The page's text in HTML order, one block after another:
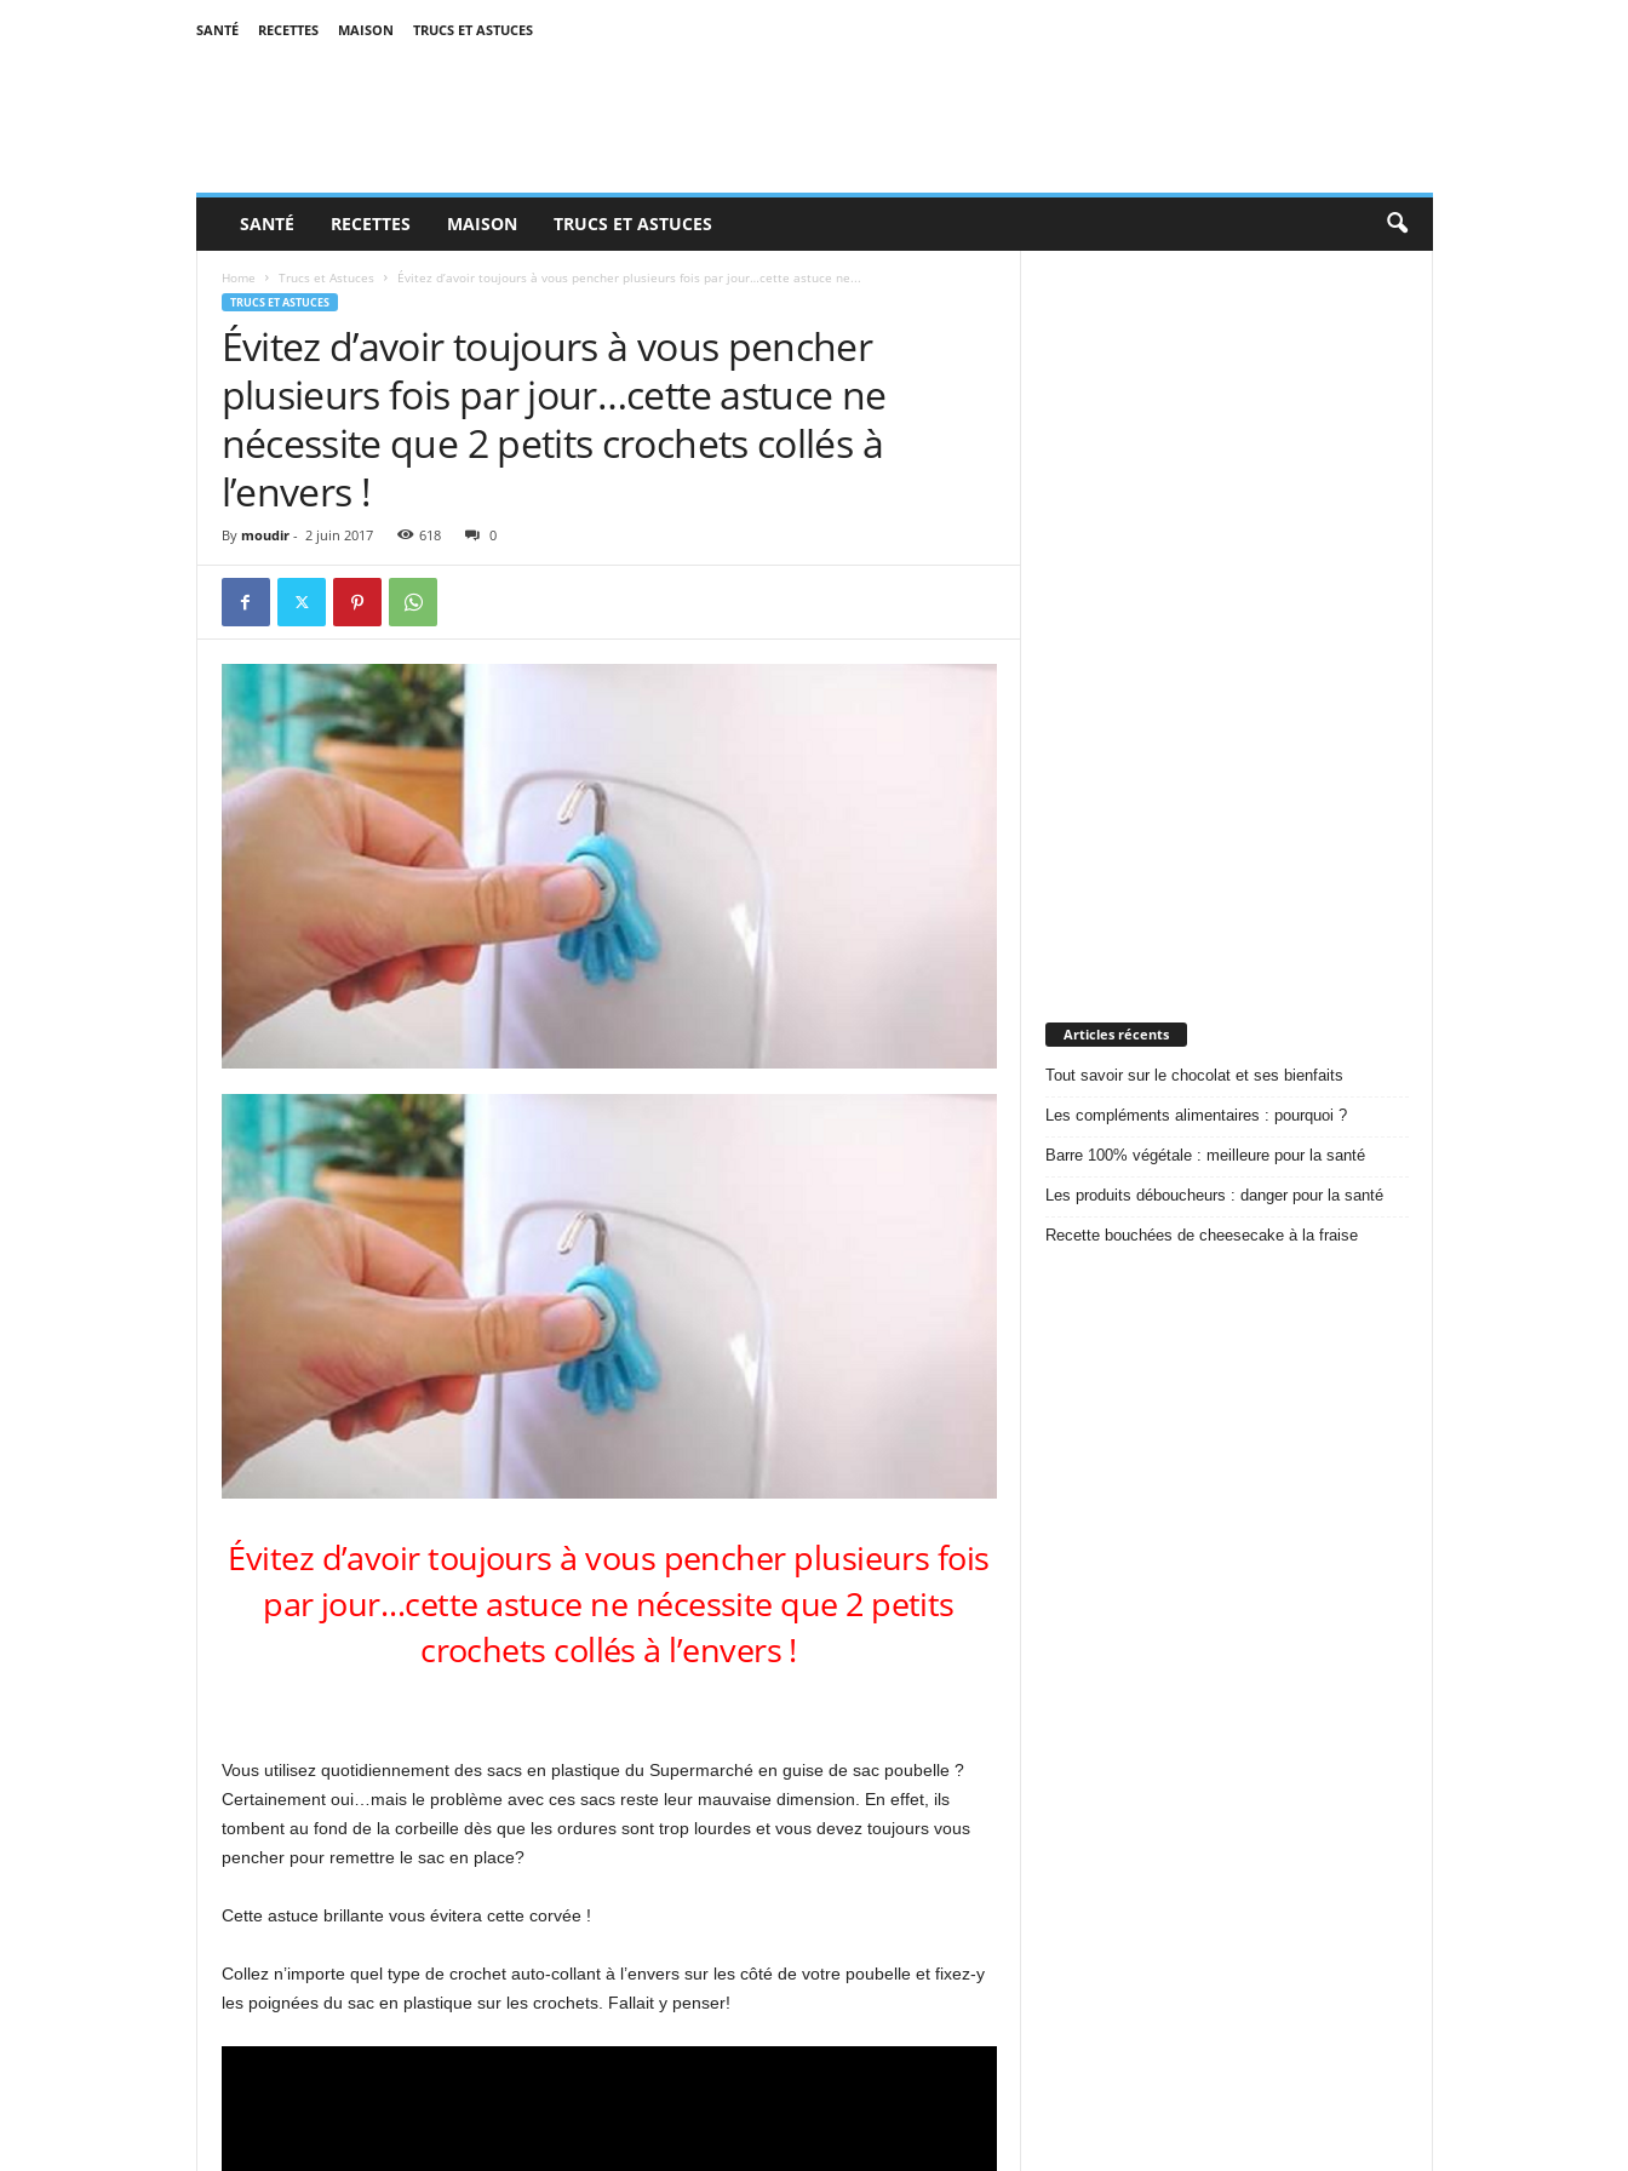
SANTÉ RECETTES MAISON TRUCS ET ASTUCES
SANTÉ RECETTES MAISON TRUCS ET ASTUCES
Home Trucs et Astuces Évitez d’avoir toujours à vous pencher plusieurs fois par jour…cette astuce ne...
TRUCS ET ASTUCES
Évitez d’avoir toujours à vous pencher
plusieurs fois par jour…cette astuce ne
nécessite que 2 petits crochets collés à
l’envers !
By moudir- 2 juin 2017 618 0
Évitez d’avoir toujours à vous pencher plusieurs fois
par jour…cette astuce ne nécessite que 2 petits
crochets collés à l’envers !
Vous utilisez quotidiennement des sacs en plastique du Supermarché en guise de sac poubelle ?
Certainement oui…mais le problème avec ces sacs reste leur mauvaise dimension. En effet, ils
tombent au fond de la corbeille dès que les ordures sont trop lourdes et vous devez toujours vous
pencher pour remettre le sac en place?
Cette astuce brillante vous évitera cette corvée !
Collez n’importe quel type de crochet auto-collant à l’envers sur les côté de votre poubelle et fixez-y
les poignées du sac en plastique sur les crochets. Fallait y penser!
Articles récents
Tout savoir sur le chocolat et ses bienfaits
Les compléments alimentaires : pourquoi ?
Barre 100% végétale : meilleure pour la santé
Les produits déboucheurs : danger pour la santé
Recette bouchées de cheesecake à la fraise